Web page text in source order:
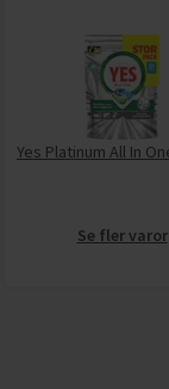
Se fler varor